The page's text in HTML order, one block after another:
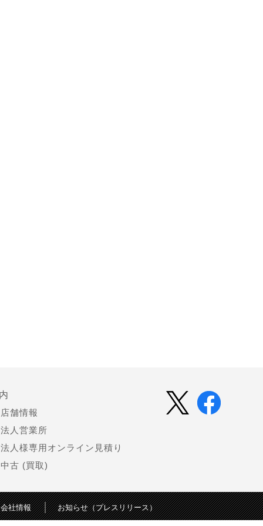
店舗情報
法人営業所
法人様専用オンライン見積り
中古 (買取)
会社情報 お知らせ（プレスリリース）